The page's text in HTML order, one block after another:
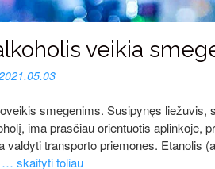
veikia
smegenims. Susipynęs
ima prasčiau orientuotis aplinkoje,
valdyti transporto priemones. Etanolis
… skaityti toliau